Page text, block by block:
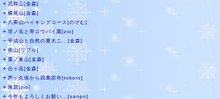
＋武尊山[金森]
＋横尾山[金森]
＋八重山ハイキングコース[のぞむ]
＋ 塔ノ岳と寄ロウバイ園[zio]
－平成山と自然の重大ニ...[金森]
＋南山[リブル]
＋鷹ノ巣山[金森]
＋ 台ヶ岳[金森]
＋ 芦ヶ久保から四萬部寺[tokoro]
＋無題[zio]
＋今年もよろしくお願い...[sanpo]